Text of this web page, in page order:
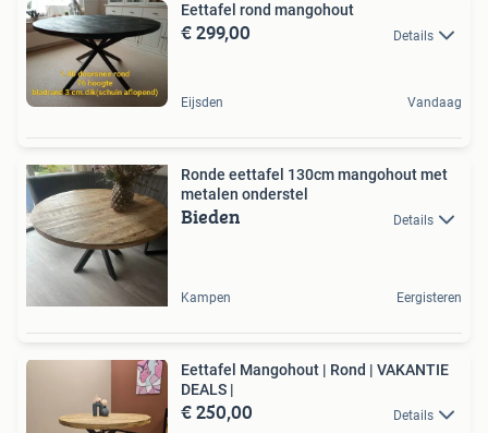
Eettafel rond mangohout
€ 299,00 Details
Eijsden Vandaag
Ronde eettafel 130cm mangohout met
metalen onderstel
Bieden Details
Kampen Eergisteren
Eettafel Mangohout | Rond | VAKANTIE
DEALS |
€ 250,00 Details